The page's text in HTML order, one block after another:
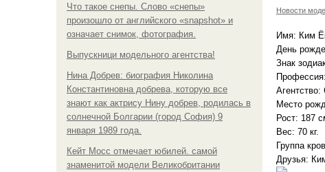
Что такое снепы. Слово «снепы»
произошло от английского «snapshot» и
означает снимок, фотография.
Выпускници модельного агентства!
Нина Добрев: биография Николина
Константиновна добрева, которую все
знают как актрису Нину добрев, родилась в
солнечной Болгарии (город София) 9
января 1989 года.
Кейт Мосс отмечает юбилей. самой
знаменитой модели Великобритании
Новости
Имя: Ким
День
Знак
Агентство:
Место
Рост: 187
Вес: 70 кг.
Группа
Друзья: